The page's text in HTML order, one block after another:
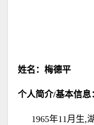
姓名：梅德平
个人简介/基本信息
1965年11月生,